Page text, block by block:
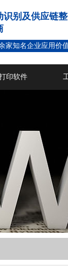
识别及供应链
家知名企业应用价
印软件